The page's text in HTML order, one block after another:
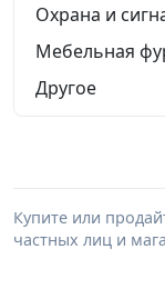
Охрана и
Мебельная
Другое
Купите или
частных лиц и